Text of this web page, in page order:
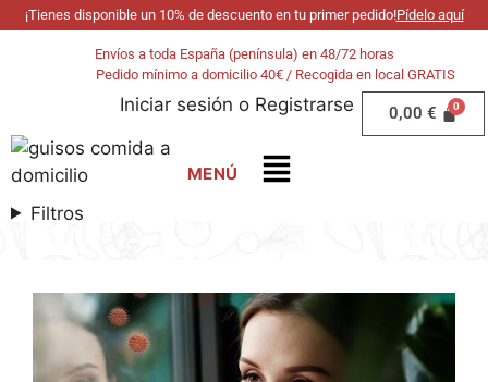
¡Tienes disponible un 10% de descuento en tu primer pedido!Pídelo aquí
Envíos a toda España (península) en 48/72 horas
Pedido mínimo a domicilio 40€ / Recogida en local GRATIS
Iniciar sesión o Registrarse 0,00 €
Filtros